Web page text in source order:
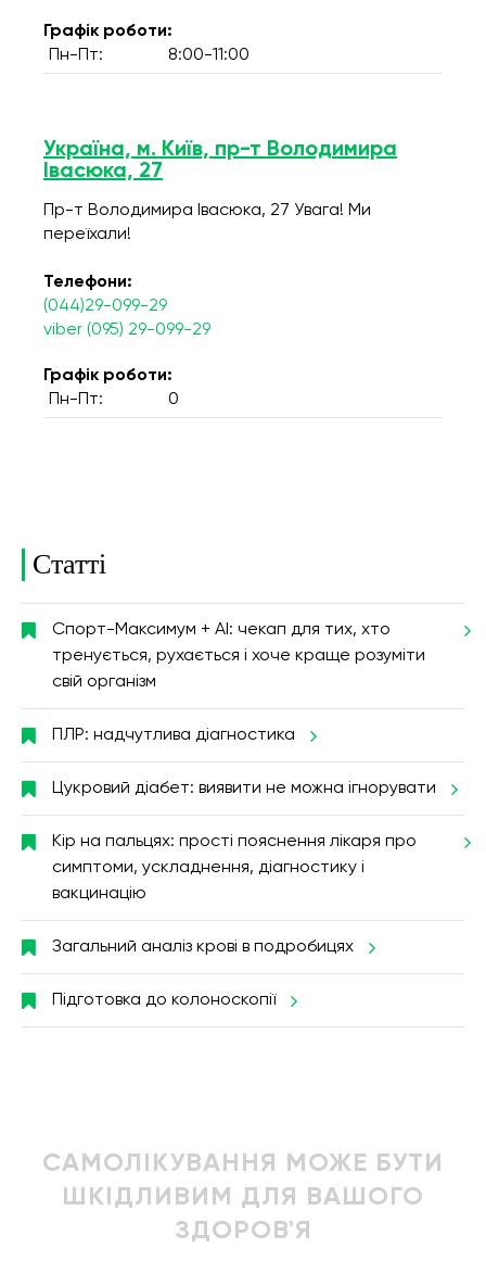
Графік роботи:
Пн-Пт:
8:00-11:00
Україна, м. Київ, пр-т Володимира
Івасюка, 27
Пр-т Володимира Івасюка, 27 Увага! Ми
переїхали!
Телефони:
(044)29-099-29
viber (095) 29-099-29
Графік роботи:
Пн-Пт:
0
Статті
Спорт-Максимум + AI: чекап для тих, хто
тренується, рухається і хоче краще розуміти
свій організм
ПЛР: надчутлива діагностика
Цукровий діабет: виявити не можна ігнорувати
Кір на пальцях: прості пояснення лікаря про
симптоми, ускладнення, діагностику і
вакцинацію
Загальний аналіз крові в подробицях
Підготовка до колоноскопії
САМОЛІКУВАННЯ МОЖЕ БУТИ
ШКІДЛИВИМ ДЛЯ ВАШОГО
ЗДОРОВ'Я